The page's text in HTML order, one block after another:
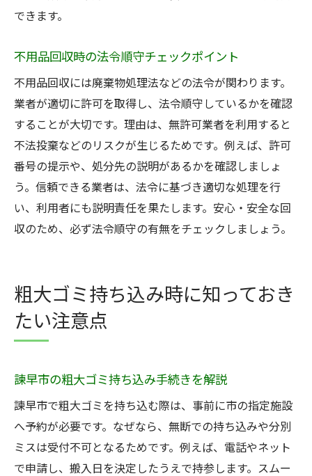
できます。
不用品回収時の法令順守チェックポイント
不用品回収には廃棄物処理法などの法令が関わります。
業者が適切に許可を取得し、法令順守しているかを確認
することが大切です。理由は、無許可業者を利用すると
不法投棄などのリスクが生じるためです。例えば、許可
番号の提示や、処分先の説明があるかを確認しましょ
う。信頼できる業者は、法令に基づき適切な処理を行
い、利用者にも説明責任を果たします。安心・安全な回
収のため、必ず法令順守の有無をチェックしましょう。
粗大ゴミ持ち込み時に知っておき
たい注意点
諫早市の粗大ゴミ持ち込み手続きを解説
諫早市で粗大ゴミを持ち込む際は、事前に市の指定施設
へ予約が必要です。なぜなら、無断での持ち込みや分別
ミスは受付不可となるためです。例えば、電話やネット
で申請し、搬入日を決定したうえで持参します。スムー